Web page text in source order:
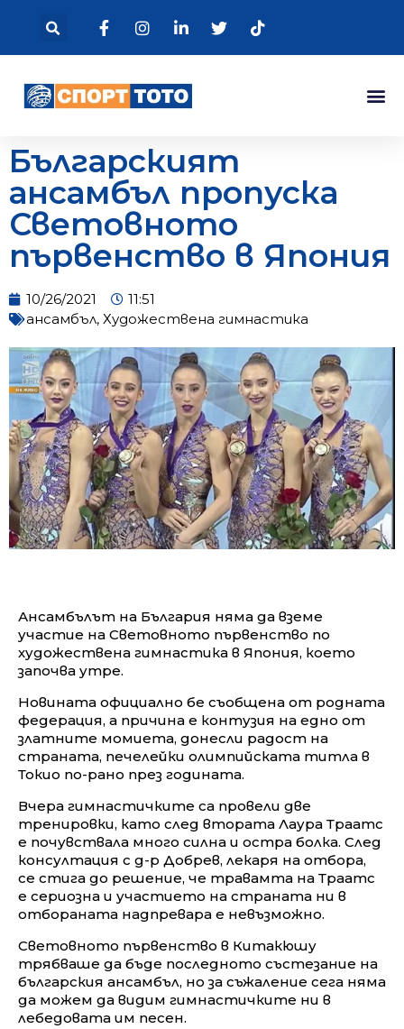
Българският
ансамбъл пропуска
Световното
първенство в Япония
10/26/2021
11:51
ансамбъл, Художествена гимнастика
Ансамбълът на България няма да вземе
участие на Световното първенство по
художествена гимнастика в Япония, което
започва утре.
Новината официално бе съобщена от родната
федерация, а причина е контузия на едно от
златните момиета, донесли радост на
страната, печелейки олимпийската титла в
Токио по-рано през годината.
Вчера гимнастичките са провели две
тренировки, като след втората Лаура Траатс
е почувствала много силна и остра болка. След
консултация с д-р Добрев, лекаря на отбора,
се стига до решение, че травамта на Траатс
е сериозна и участието на страната ни в
отбораната надпревара е невъзможно.
Световното първенство в Китакюшу
трябваше да бъде последното състезание на
българския ансамбъл, но за съжаление сега няма
да можем да видим гимнастичките ни в
лебедовата им песен.